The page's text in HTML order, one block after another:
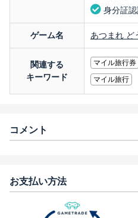
身分証
ゲーム名 あつまれ ど
関連する
キーワード
マイル旅行券
マイル旅行
コメント
お支払い方法